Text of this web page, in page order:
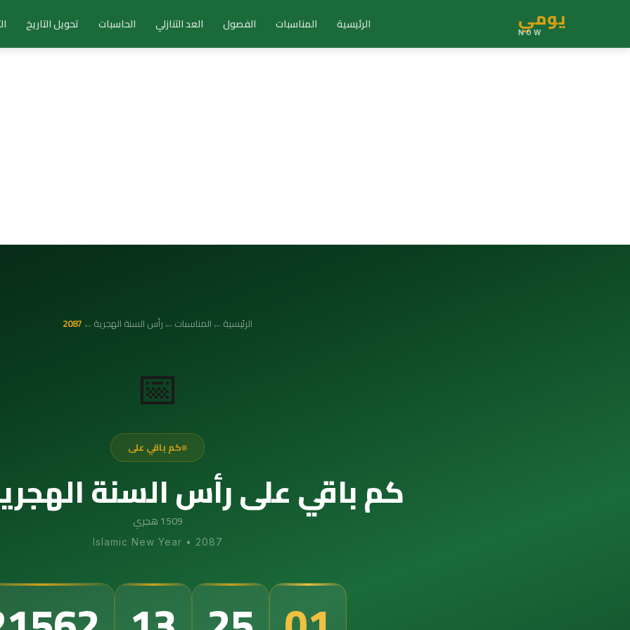
يومي
NOW الرئيسية المناسبات الفصول العد التنازلي الحاسبات تحويل التاريخ
الرئيسية←المناسبات←رأس السنة الهجرية←
2087
📅
كم باقي على
كم باقي على رأس السنة الهجرية
1509 هجري
Islamic New Year • 2087